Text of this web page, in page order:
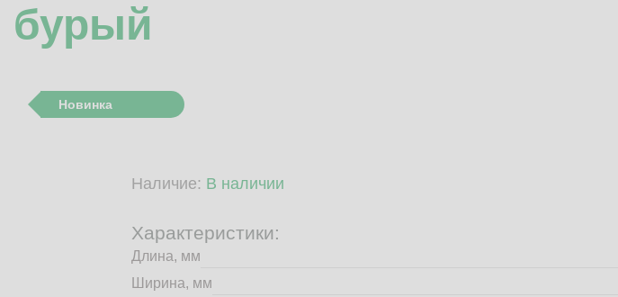
бурый
Новинка
Наличие: В наличии
Характеристики:
Длина, мм
Ширина, мм